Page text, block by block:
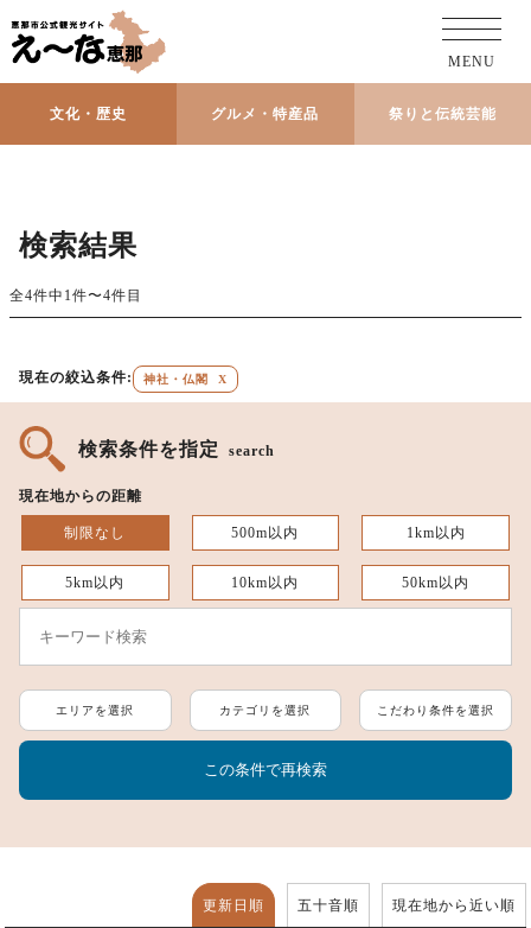
文化・歴史 グルメ・特産品 祭りと伝統芸能
MENU
検索結果
全4件中1件〜4件目
現在の絞込条件: 神社・仏閣 X
検索条件を指定 search
現在地からの距離
制限なし 500m以内 1km以内
5km以内 10km以内 50km以内
エリアを選択 カテゴリを選択 こだわり条件を選択
更新日順 五十音順 現在地から近い順